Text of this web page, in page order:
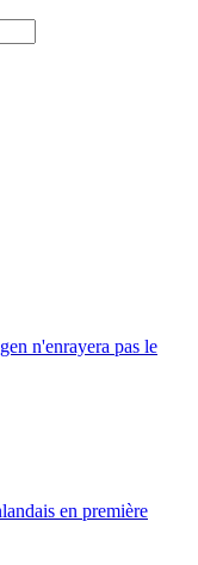
n'enrayera pas le
en première